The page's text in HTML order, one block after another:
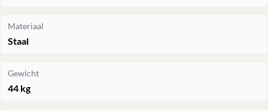
Materiaal
Staal
Gewicht
44 kg